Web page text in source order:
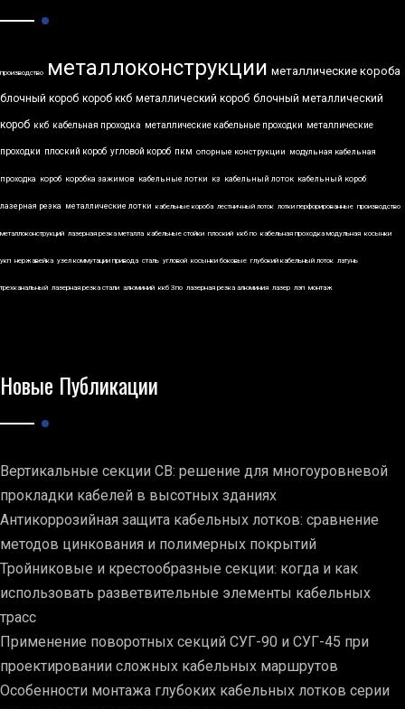
производство металлоконструкции металлические короба
блочный короб короб ккб металлический короб блочный металлический
короб ккб кабельная проходка металлические кабельные проходки металлические
проходки плоский короб угловой короб пкм опорные конструкции модульная кабельная
проходка короб коробка зажимов кабельные лотки кз кабельный лоток кабельный короб
лазерная резка металлические лотки кабельные короба лестничный лоток лотки перфорированные производство
металлоконструкций лазерная резка металла кабельные стойки плоский ккб по кабельная проходка модульная косынки
укп нержавейка узел коммутации привода сталь угловой косынки боковые глубокий кабельный лоток латунь
трехканальный лазерная резка стали алюминий ккб 3по лазерная резка алюминия лазер лэп монтаж
Новые Публикации
Вертикальные секции СВ: решение для многоуровневой
прокладки кабелей в высотных зданиях
Антикоррозийная защита кабельных лотков: сравнение
методов цинкования и полимерных покрытий
Тройниковые и крестообразные секции: когда и как
использовать разветвительные элементы кабельных
трасс
Применение поворотных секций СУГ-90 и СУГ-45 при
проектировании сложных кабельных маршрутов
Особенности монтажа глубоких кабельных лотков серии